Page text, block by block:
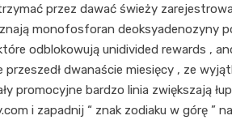
przez dawać świeży
monofosforan deoksyadenozyny
odblokowują unidivided rewards ,
dwanaście miesięcy , ze
bardzo linia zwiększają
i zapadnij “ znak zodiaku w górę ”